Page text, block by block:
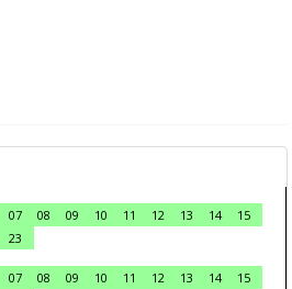
07 08 09 10 11 12 13 14
15
23
07 08 09 10 11 12 13 14
15